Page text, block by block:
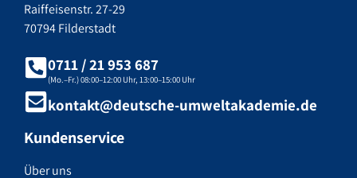
Raiffeisenstr. 27-29
70794 Filderstadt
0711 / 21 953 687
(Mo.–Fr.) 08:00–12:00 Uhr, 13:00–15:00 Uhr
kontakt@deutsche-umweltakademie.de
Kundenservice
Über uns